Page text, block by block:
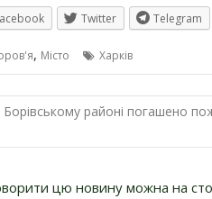
Twitter Telegram
, Місто Харків
районі погашено
цю новину можна на